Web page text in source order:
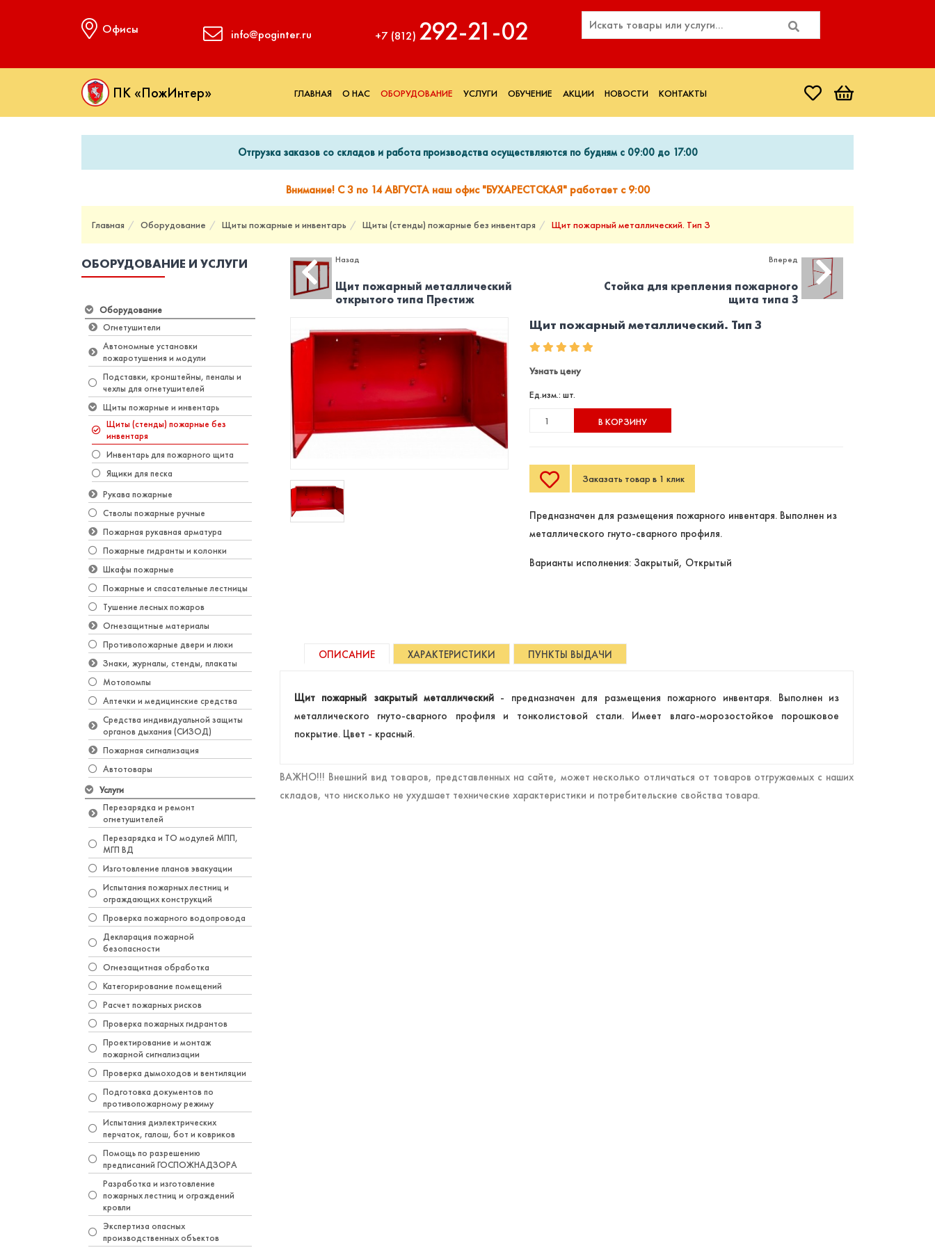
Офисы info@poginter.ru +7 (812) 292‑21‑02
ПК «ПожИнтер» ГЛАВНАЯ О НАС ОБОРУДОВАНИЕ УСЛУГИ ОБУЧЕНИЕ АКЦИИ НОВОСТИ КОНТАКТЫ
Отгрузка заказов со складов и работа производства осуществляются по будням с 09:00 до 17:00
Внимание! С 3 по 14 АВГУСТА наш офис "БУХАРЕСТСКАЯ" работает с 9:00
Главная Оборудование Щиты пожарные и инвентарь Щиты (стенды) пожарные без инвентаря Щит пожарный металлический. Тип З
ОБОРУДОВАНИЕ И УСЛУГИ
Оборудование
Огнетушители
Автономные установки
пожаротушения и модули
Подставки, кронштейны, пеналы и
чехлы для огнетушителей
Щиты пожарные и инвентарь
Щиты (стенды) пожарные без
инвентаря
Инвентарь для пожарного щита
Ящики для песка
Рукава пожарные
Стволы пожарные ручные
Пожарная рукавная арматура
Пожарные гидранты и колонки
Шкафы пожарные
Пожарные и спасательные лестницы
Тушение лесных пожаров
Огнезащитные материалы
Противопожарные двери и люки
Знаки, журналы, стенды, плакаты
Мотопомпы
Аптечки и медицинские средства
Средства индивидуальной защиты
органов дыхания (СИЗОД)
Пожарная сигнализация
Автотовары
Услуги
Перезарядка и ремонт
огнетушителей
Перезарядка и ТО модулей МПП,
МГП ВД
Изготовление планов эвакуации
Испытания пожарных лестниц и
ограждающих конструкций
Проверка пожарного водопровода
Декларация пожарной
безопасности
Огнезащитная обработка
Категорирование помещений
Расчет пожарных рисков
Проверка пожарных гидрантов
Проектирование и монтаж
пожарной сигнализации
Проверка дымоходов и вентиляции
Подготовка документов по
противопожарному режиму
Испытания диэлектрических
перчаток, галош, бот и ковриков
Помощь по разрешению
предписаний ГОСПОЖНАДЗОРА
Разработка и изготовление
пожарных лестниц и ограждений
кровли
Экспертиза опасных
производственных объектов
Назад
Щит пожарный металлический
открытого типа Престиж
Вперед
Стойка для крепления пожарного
щита типа З
Щит пожарный металлический. Тип З
Узнать цену
Ед.изм.: шт.
В КОРЗИНУ
Заказать товар в 1 клик
Предназначен для размещения пожарного инвентаря. Выполнен из
металлического гнуто-сварного профиля.
Варианты исполнения: Закрытый, Открытый
ОПИСАНИЕ ХАРАКТЕРИСТИКИ ПУНКТЫ ВЫДАЧИ
Щит пожарный закрытый металлический - предназначен для размещения пожарного инвентаря. Выполнен из
металлического гнуто-сварного профиля и тонколистовой стали. Имеет влаго-морозостойкое порошковое
покрытие. Цвет - красный.
ВАЖНО!!! Внешний вид товаров, представленных на сайте, может несколько отличаться от товаров отгружаемых с наших
складов, что нисколько не ухудшает технические характеристики и потребительские свойства товара.